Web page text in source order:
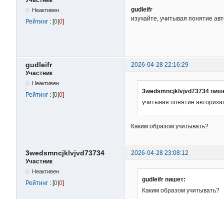
Неактивен
Рейтинг : [0 0]
gudleifr
изучайте, учитывая понятие
gudleifr
2026-04-28 22:16:29
Участник
Неактивен
Рейтинг : [0|0]
3wedsmncjklvjvd73734
учитывая понятие
Каким образом учитывать?
3wedsmncjklvjvd73734
2026-04-28 23:08:12
Участник
Неактивен
Рейтинг : [0|0]
gudleifr пишет:
Каким образом учитывать?